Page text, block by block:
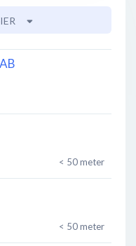
< 50 meter
< 50 meter